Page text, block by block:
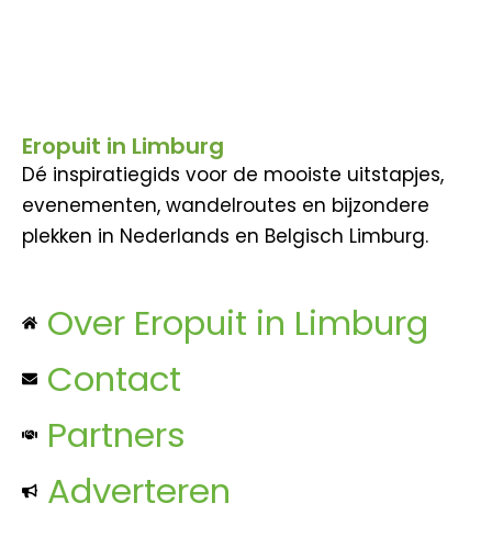
Eropuit in Limburg
Dé inspiratiegids voor de mooiste uitstapjes,
evenementen, wandelroutes en bijzondere
plekken in Nederlands en Belgisch Limburg.
Over Eropuit in Limburg
Contact
Partners
Adverteren